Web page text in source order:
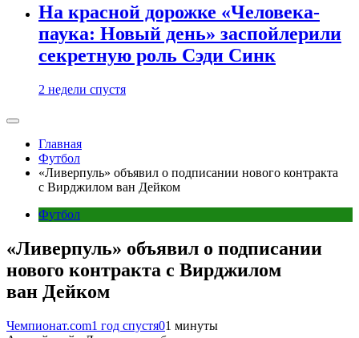
На красной дорожке «Человека-
паука: Новый день» заспойлерили
секретную роль Сэди Синк
2 недели спустя
Главная
Футбол
«Ливерпуль» объявил о подписании нового контракта
с Вирджилом ван Дейком
Футбол
«Ливерпуль» объявил о подписании
нового контракта с Вирджилом
ван Дейком
Чемпионат.com1 год спустя01 минуты